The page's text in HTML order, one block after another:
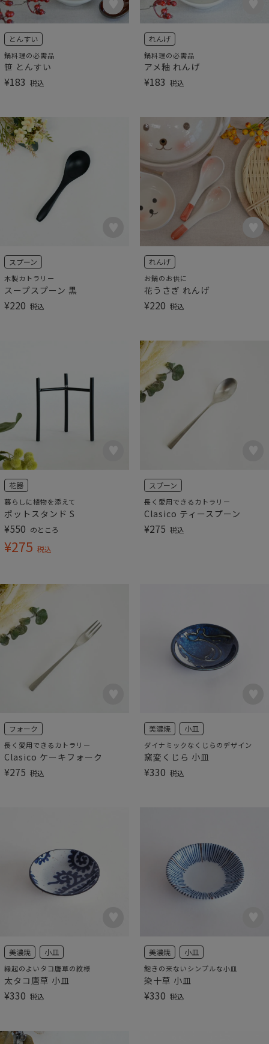
とんすい
鍋料理の必需品
笹 とんすい
¥183 税込
れんげ
鍋料理の必需品
アメ釉 れんげ
¥183 税込
スプーン
木製カトラリー
スープスプーン 黒
¥220 税込
れんげ
お鍋のお供に
花うさぎ れんげ
¥220 税込
花器
暮らしに植物を添えて
ポットスタンド S
¥550 のところ
¥275 税込
スプーン
長く愛用できるカトラリー
Clasico ティースプーン
¥275 税込
フォーク
長く愛用できるカトラリー
Clasico ケーキフォーク
¥275 税込
美濃焼 小皿
ダイナミックなくじらのデザイン
窯変くじら 小皿
¥330 税込
美濃焼 小皿
縁起のよいタコ唐草の紋様
太タコ唐草 小皿
¥330 税込
美濃焼 小皿
飽きの来ないシンプルな小皿
染十草 小皿
¥330 税込